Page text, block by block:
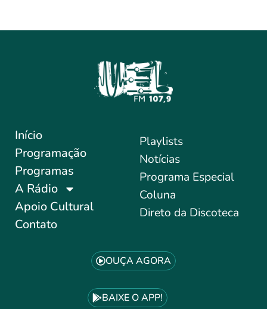
Início
Programação
Programas
A Rádio
Apoio Cultural
Contato
Playlists
Notícias
Programa Especial
Coluna
Direto da Discoteca
OUÇA AGORA
BAIXE O APP!